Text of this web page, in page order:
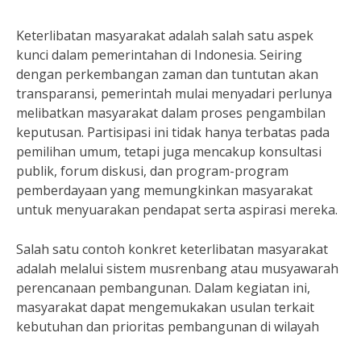
Keterlibatan masyarakat adalah salah satu aspek
kunci dalam pemerintahan di Indonesia. Seiring
dengan perkembangan zaman dan tuntutan akan
transparansi, pemerintah mulai menyadari perlunya
melibatkan masyarakat dalam proses pengambilan
keputusan. Partisipasi ini tidak hanya terbatas pada
pemilihan umum, tetapi juga mencakup konsultasi
publik, forum diskusi, dan program-program
pemberdayaan yang memungkinkan masyarakat
untuk menyuarakan pendapat serta aspirasi mereka.
Salah satu contoh konkret keterlibatan masyarakat
adalah melalui sistem musrenbang atau musyawarah
perencanaan pembangunan. Dalam kegiatan ini,
masyarakat dapat mengemukakan usulan terkait
kebutuhan dan prioritas pembangunan di wilayah